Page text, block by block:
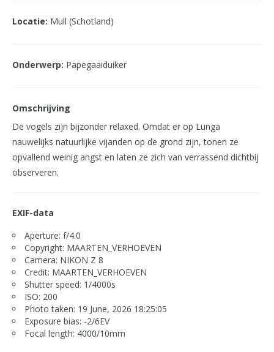
Locatie: Mull (Schotland)
Onderwerp: Papegaaiduiker
Omschrijving
De vogels zijn bijzonder relaxed. Omdat er op Lunga
nauwelijks natuurlijke vijanden op de grond zijn, tonen ze
opvallend weinig angst en laten ze zich van verrassend dichtbij
observeren.
EXIF-data
Aperture: f/4.0
Copyright: MAARTEN_VERHOEVEN
Camera: NIKON Z 8
Credit: MAARTEN_VERHOEVEN
Shutter speed: 1/4000s
ISO: 200
Photo taken: 19 June, 2026 18:25:05
Exposure bias: -2/6EV
Focal length: 4000/10mm